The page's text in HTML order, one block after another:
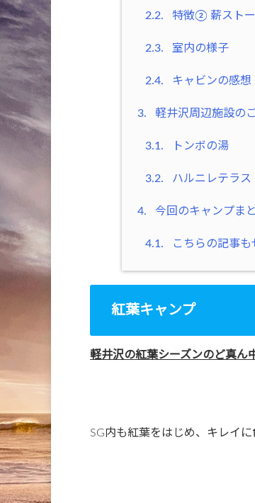
2.2. 特徴② 薪スト
2.3. 室内の様子
2.4. キャビンの感想
3. 軽井沢周辺施設の
3.1. トンボの湯
3.2. ハルニレテラス
4. 今回のキャンプま
4.1. こちらの記事も
紅葉キャンプ
軽井沢の紅葉シーズンのど真ん
SG内も紅葉をはじめ、キレイ